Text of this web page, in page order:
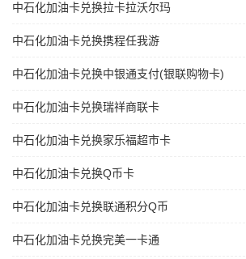
中石化加油卡兑换拉卡拉沃尔玛
中石化加油卡兑换携程任我游
中石化加油卡兑换中银通支付(银联购物卡)
中石化加油卡兑换瑞祥商联卡
中石化加油卡兑换家乐福超市卡
中石化加油卡兑换Q币卡
中石化加油卡兑换联通积分Q币
中石化加油卡兑换完美一卡通